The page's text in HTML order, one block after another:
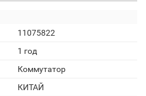
11075822
1 год
Коммутатор
КИТАЙ